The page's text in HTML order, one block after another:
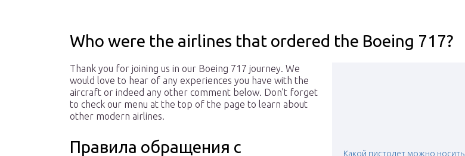
Who were the airlines that ordered the Boeing 717?
Какой пистолет можно носить
Thank you for joining us in our Boeing 717 journey. We
would love to hear of any experiences you have with the
aircraft or indeed any other comment below. Don’t forget
to check our menu at the top of the page to learn about
other modern airlines.
Правила обращения с